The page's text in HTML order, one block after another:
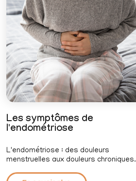
Les symptômes de
l'endométriose
L'endométriose : des douleurs
menstruelles aux douleurs chroniques.